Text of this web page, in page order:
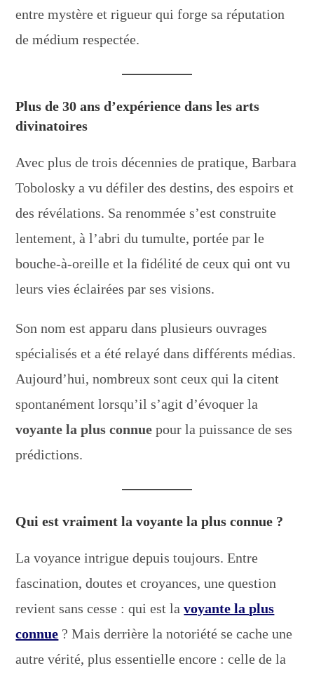
entre mystère et rigueur qui forge sa réputation
de médium respectée.
Plus de 30 ans d’expérience dans les arts
divinatoires
Avec plus de trois décennies de pratique, Barbara
Tobolosky a vu défiler des destins, des espoirs et
des révélations. Sa renommée s’est construite
lentement, à l’abri du tumulte, portée par le
bouche-à-oreille et la fidélité de ceux qui ont vu
leurs vies éclairées par ses visions.
Son nom est apparu dans plusieurs ouvrages
spécialisés et a été relayé dans différents médias.
Aujourd’hui, nombreux sont ceux qui la citent
spontanément lorsqu’il s’agit d’évoquer la
voyante la plus connue pour la puissance de ses
prédictions.
Qui est vraiment la voyante la plus connue ?
La voyance intrigue depuis toujours. Entre
fascination, doutes et croyances, une question
revient sans cesse : qui est lavoyante la plus
connue ? Mais derrière la notoriété se cache une
autre vérité, plus essentielle encore : celle de la